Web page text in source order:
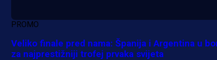
PROMO
Veliko finale pred nama: Španija i Argentina u
za najprestižniji trofej prvaka svijeta